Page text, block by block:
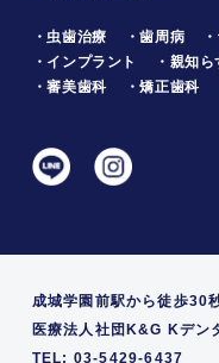
・虫歯治療 ・歯周病
・インプラント
・親知ら
・審美歯科
・矯正歯科
成城学園前駅から徒歩30
医療法人社団K&G Kデン
TEL: 03-5429-6437